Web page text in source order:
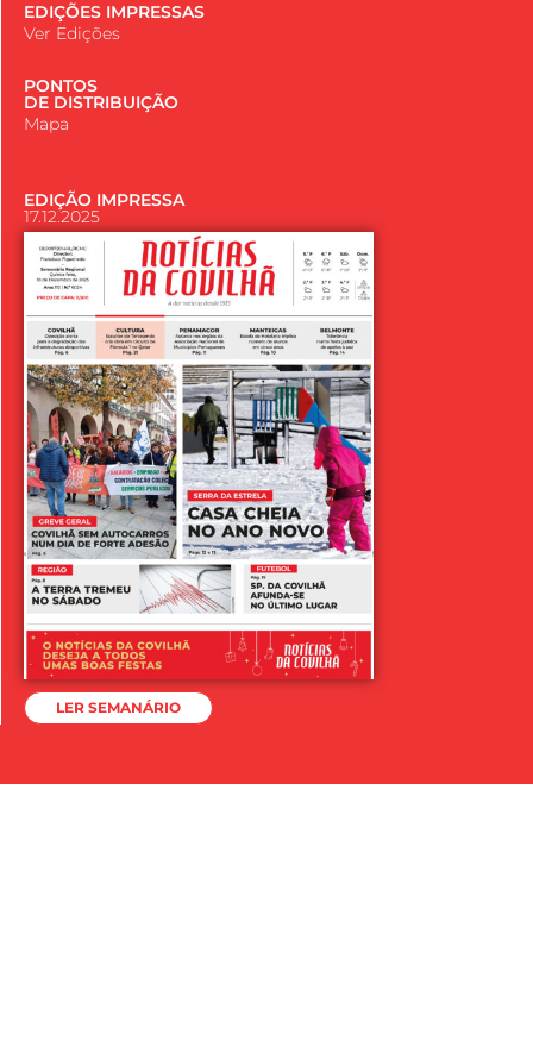
EDIÇÕES IMPRESSAS
Ver Edições
PONTOS
DE DISTRIBUIÇÃO
Mapa
EDIÇÃO IMPRESSA
17.12.2025
LER SEMANÁRIO